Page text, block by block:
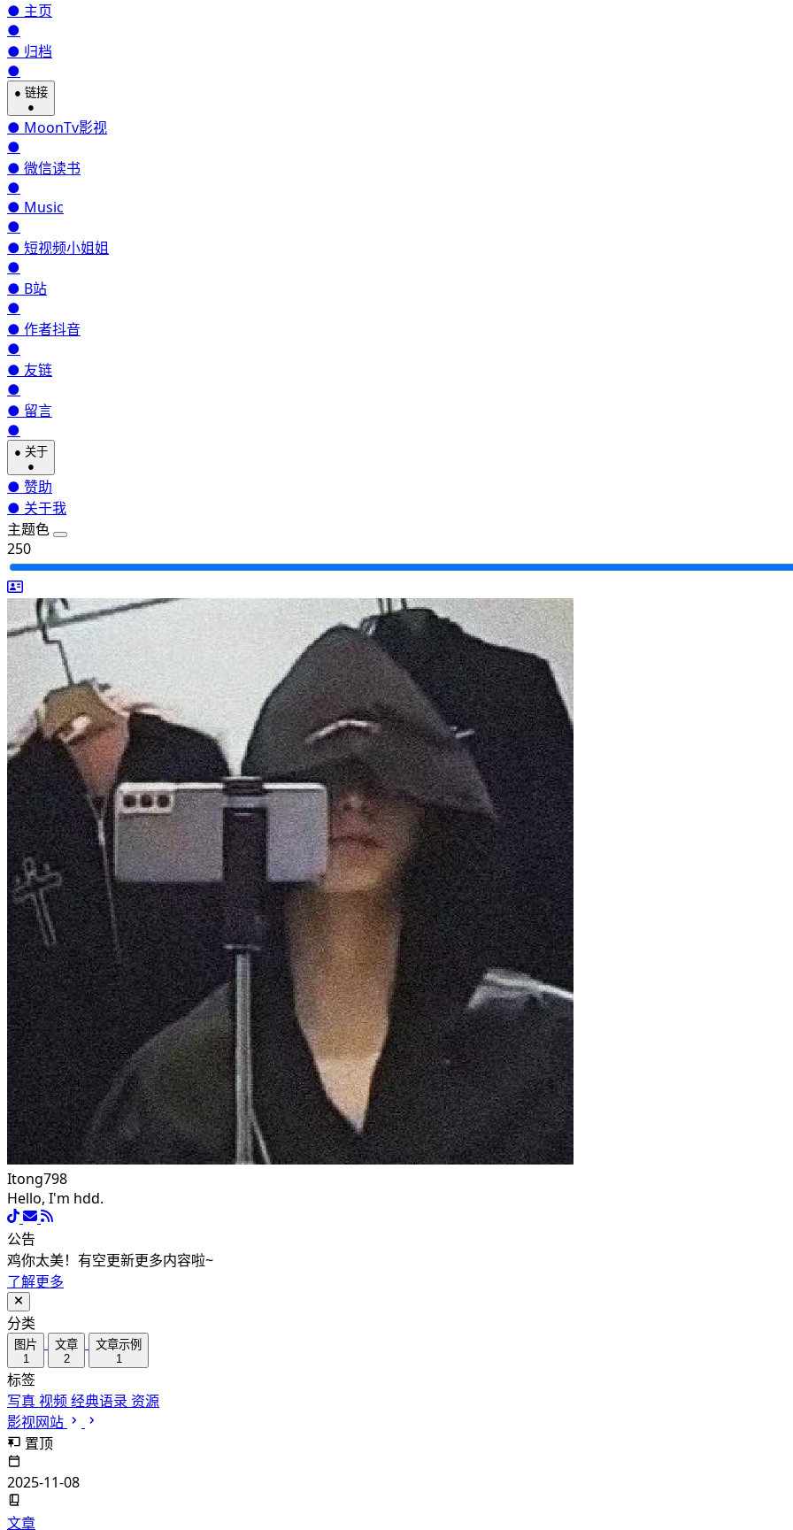
● 主页
●
● 归档
●
● 链接
●
● MoonTv影视
●
● 微信读书
●
● Music
●
● 短视频小姐姐
●
● B站
●
● 作者抖音
●
● 友链
●
● 留言
●
● 关于
●
● 赞助
● 关于我
主题色
250
Itong798
Hello, I'm hdd.
公告
鸡你太美！有空更新更多内容啦~
了解更多
分类
图片
1
文章
2
文章示例
1
标签
写真视频经典语录 资源
影视网站
置顶
2025-11-08
文章